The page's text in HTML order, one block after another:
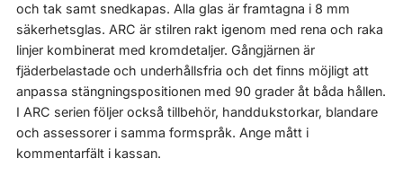
och tak samt snedkapas. Alla glas är framtagna i 8 mm
säkerhetsglas. ARC är stilren rakt igenom med rena och raka
linjer kombinerat med kromdetaljer. Gångjärnen är
fjäderbelastade och underhållsfria och det finns möjligt att
anpassa stängningspositionen med 90 grader åt båda hållen.
I ARC serien följer också tillbehör, handdukstorkar, blandare
och assessorer i samma formspråk. Ange mått i
kommentarfält i kassan.